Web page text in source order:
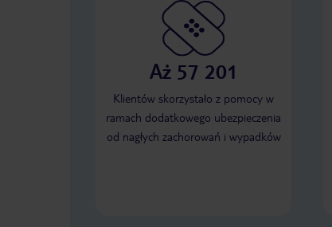
Aż 57 201
Klientów skorzystało z pomocy w
ramach dodatkowego ubezpieczenia
od nagłych zachorowań i wypadków